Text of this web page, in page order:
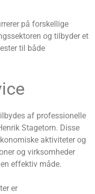
på forskellige
og tilbyder et
til både
af professionelle
Stagetorn. Disse
aktiviteter og
og virksomheder
effektiv måde.
er